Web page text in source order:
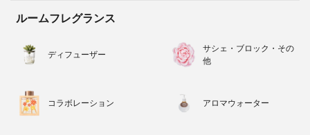
ルームフレグランス
ディフューザー
サシェ・ブロック・その
他
コラボレーション アロマウォーター